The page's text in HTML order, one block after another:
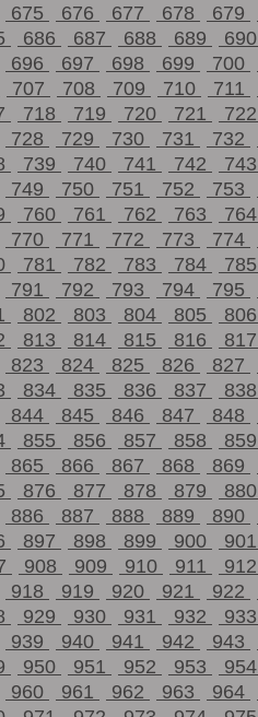
675 676 677 678 679
686 687 688 689 690
696 697 698 699 700
707 708 709 710 711
718 719 720 721 722
728 729 730 731 732
739 740 741 742 743
749 750 751 752 753
760 761 762 763 764
770 771 772 773 774
781 782 783 784 785
791 792 793 794 795
802 803 804 805 806
813 814 815 816 817
823 824 825 826 827
834 835 836 837 838
844 845 846 847 848
855 856 857 858 859
865 866 867 868 869
876 877 878 879 880
886 887 888 889 890
897 898 899 900 901
908 909 910 911 912
918 919 920 921 922
929 930 931 932 933
939 940 941 942 943
950 951 952 953 954
960 961 962 963 964